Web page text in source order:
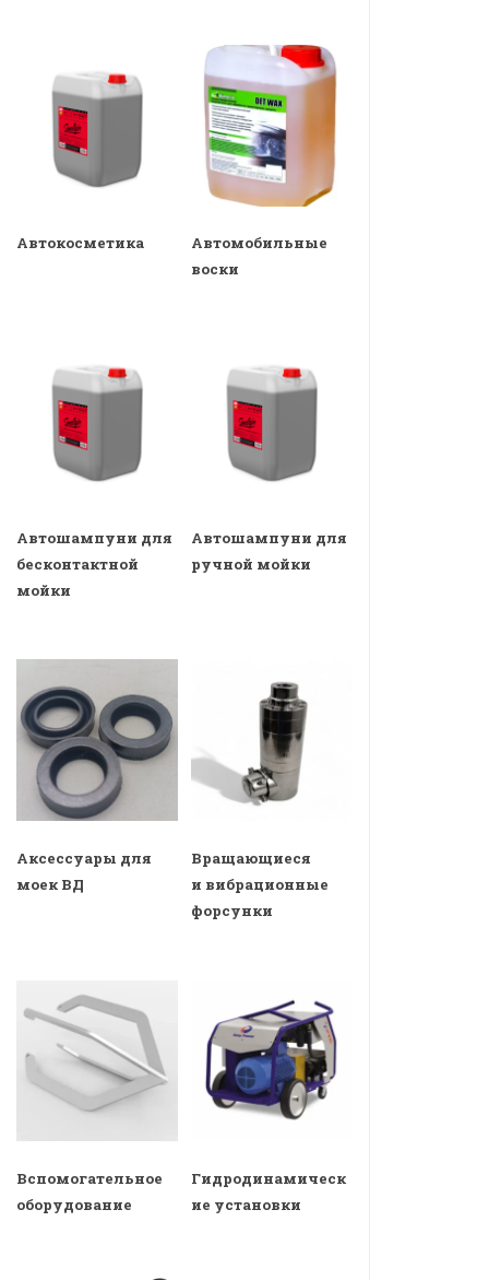
Автокосметика
Автомобильные
воски
Автошампуни для
бесконтактной
мойки
Автошампуни для
ручной мойки
Аксессуары для
моек ВД
Вращающиеся
и вибрационные
форсунки
Вспомогательное
оборудование
Гидродинамическ
ие установки